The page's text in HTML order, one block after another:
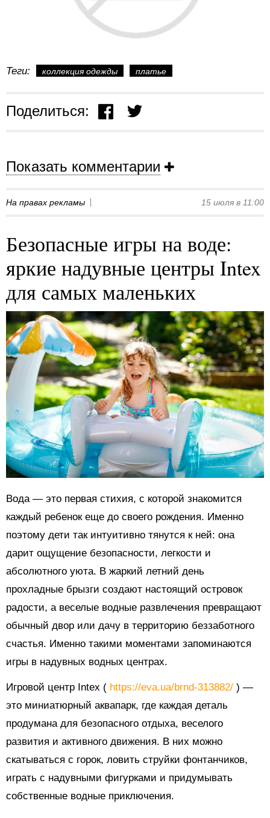
Теги: коллекция одежды платье
Поделиться:
Показать комментарии
На правах рекламы 15 июля в 11:00
Безопасные игры на воде:
яркие надувные центры Intex
для самых маленьких
Вода — это первая стихия, с которой знакомится
каждый ребенок еще до своего рождения. Именно
поэтому дети так интуитивно тянутся к ней: она
дарит ощущение безопасности, легкости и
абсолютного уюта. В жаркий летний день
прохладные брызги создают настоящий островок
радости, а веселые водные развлечения превращают
обычный двор или дачу в территорию беззаботного
счастья. Именно такими моментами запоминаются
игры в надувных водных центрах.
Игровой центр Intex ( https://eva.ua/brnd-313882/ ) —
это миниатюрный аквапарк, где каждая деталь
продумана для безопасного отдыха, веселого
развития и активного движения. В них можно
скатываться с горок, ловить струйки фонтанчиков,
играть с надувными фигурками и придумывать
собственные водные приключения.